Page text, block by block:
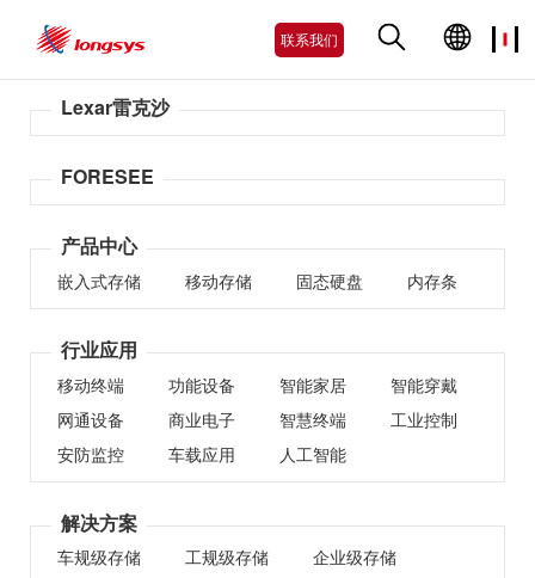
联系我们
Lexar雷克沙
FORESEE
产品中心
嵌入式存储 移动存储 固态硬盘 内存条
行业应用
移动终端 功能设备 智能家居
智能穿戴
网通设备
商业电子 智慧终端
工业控制
安防监控
车载应用 人工智能
解决方案
车规级存储 工规级存储
企业级存储